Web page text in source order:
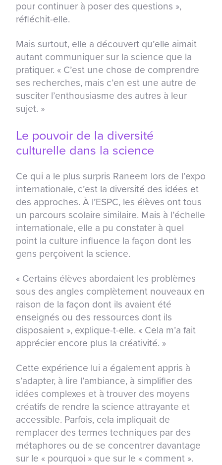
pour continuer à poser des questions »,
réfléchit-elle.
Mais surtout, elle a découvert qu’elle aimait
autant communiquer sur la science que la
pratiquer. « C’est une chose de comprendre
ses recherches, mais c’en est une autre de
susciter l’enthousiasme des autres à leur
sujet. »
Le pouvoir de la diversité
culturelle dans la science
Ce qui a le plus surpris Raneem lors de l’expo
internationale, c’est la diversité des idées et
des approches. À l’ESPC, les élèves ont tous
un parcours scolaire similaire. Mais à l’échelle
internationale, elle a pu constater à quel
point la culture influence la façon dont les
gens perçoivent la science.
« Certains élèves abordaient les problèmes
sous des angles complètement nouveaux en
raison de la façon dont ils avaient été
enseignés ou des ressources dont ils
disposaient », explique-t-elle. « Cela m’a fait
apprécier encore plus la créativité. »
Cette expérience lui a également appris à
s’adapter, à lire l’ambiance, à simplifier des
idées complexes et à trouver des moyens
créatifs de rendre la science attrayante et
accessible. Parfois, cela impliquait de
remplacer des termes techniques par des
métaphores ou de se concentrer davantage
sur le « pourquoi » que sur le « comment ».